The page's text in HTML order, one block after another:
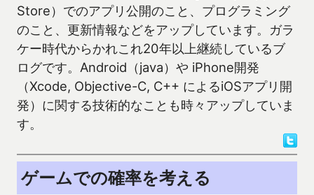
Store）でのアプリ公開のこと、プログラミング
のこと、更新情報などをアップしています。ガラ
ケー時代からかれこれ20年以上継続しているブ
ログです。Android（java）や iPhone開発
（Xcode, Objective-C, C++ によるiOSアプリ開
発）に関する技術的なことも時々アップしていま
す。
ゲームでの確率を考える